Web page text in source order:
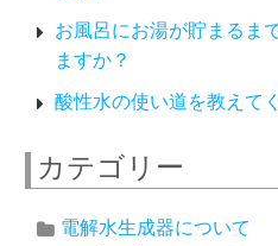
お風呂にお湯が貯まるま
ますか？
酸性水の使い道を教えて
カテゴリー
電解水生成器について